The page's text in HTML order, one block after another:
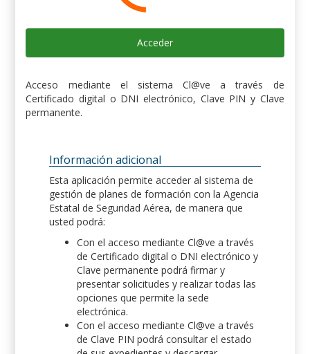
Acceder
Acceso mediante el sistema Cl@ve a través de
Certificado digital o DNI electrónico, Clave PIN y Clave
permanente.
Información adicional
Esta aplicación permite acceder al sistema de
gestión de planes de formación con la Agencia
Estatal de Seguridad Aérea, de manera que
usted podrá:
Con el acceso mediante Cl@ve a través
de Certificado digital o DNI electrónico y
Clave permanente podrá firmar y
presentar solicitudes y realizar todas las
opciones que permite la sede
electrónica.
Con el acceso mediante Cl@ve a través
de Clave PIN podrá consultar el estado